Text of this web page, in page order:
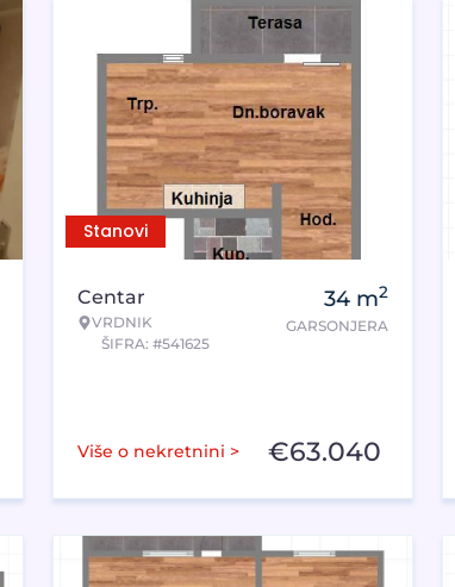
Stanovi
Centar
VRDNIK
ŠIFRA: #541625
34 m2
GARSONJERA
Više o nekretnini > €63.040